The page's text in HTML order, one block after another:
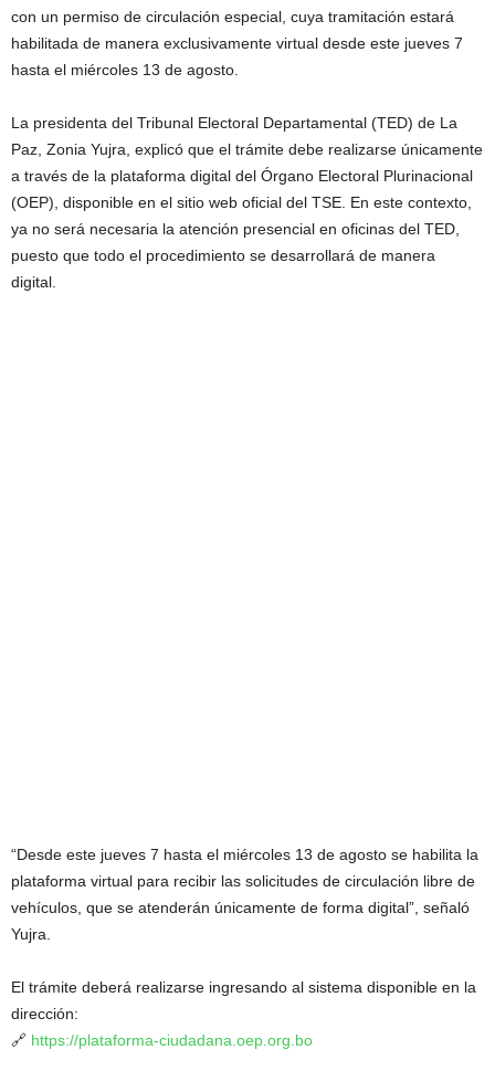
con un permiso de circulación especial, cuya tramitación estará
habilitada de manera exclusivamente virtual desde este jueves 7
hasta el miércoles 13 de agosto.
La presidenta del Tribunal Electoral Departamental (TED) de La
Paz, Zonia Yujra, explicó que el trámite debe realizarse únicamente
a través de la plataforma digital del Órgano Electoral Plurinacional
(OEP), disponible en el sitio web oficial del TSE. En este contexto,
ya no será necesaria la atención presencial en oficinas del TED,
puesto que todo el procedimiento se desarrollará de manera
digital.
“Desde este jueves 7 hasta el miércoles 13 de agosto se habilita la
plataforma virtual para recibir las solicitudes de circulación libre de
vehículos, que se atenderán únicamente de forma digital”, señaló
Yujra.
El trámite deberá realizarse ingresando al sistema disponible en la
dirección:
🔗 https://plataforma-ciudadana.oep.org.bo